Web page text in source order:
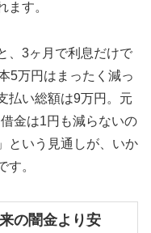
ます。
、3ヶ月で利息だけで
5万円はまったく減っ
払い総額は9万円。元
金は1円も減らないの
という見通しが、いか
す。
の闇金より安